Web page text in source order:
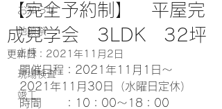
お知らせ
地鎮祭
上棟
現場検査
竣工
【完全予約制】 平屋完
成見学会 3LDK 32坪
更新日： 2021年11月2日
開催日程：2021年11月1日～
2021年11月30日（水曜日定休）
時間　　：10：00～18：00